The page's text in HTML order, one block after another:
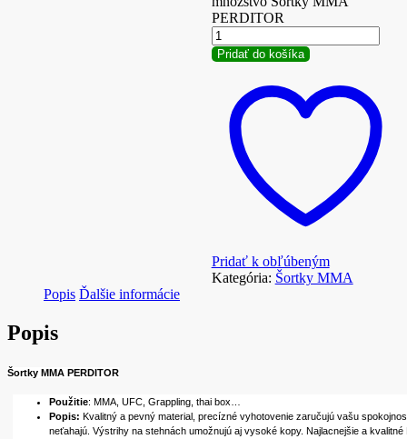
PERDITOR
Pridať do košíka
Pridať k obľúbeným
Kategória: Šortky MMA
Popis Ďalšie informácie
Popis
Šortky MMA PERDITOR
Použitie: MMA, UFC, Grappling, thai box…
Popis: Kvalitný a pevný material, precízné vyhotovenie zaručujú vašu
neťahajú. Výstrihy na stehnách umožnujú aj vysoké kopy. Najlacnejšie a